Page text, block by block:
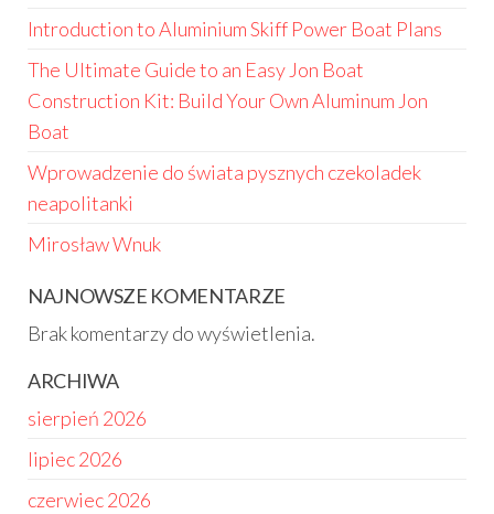
Introduction to Aluminium Skiff Power Boat Plans
The Ultimate Guide to an Easy Jon Boat
Construction Kit: Build Your Own Aluminum Jon
Boat
Wprowadzenie do świata pysznych czekoladek
neapolitanki
Mirosław Wnuk
NAJNOWSZE KOMENTARZE
Brak komentarzy do wyświetlenia.
ARCHIWA
sierpień 2026
lipiec 2026
czerwiec 2026